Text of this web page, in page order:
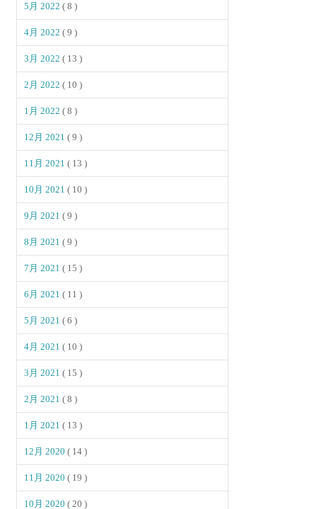
5月 2022( 8 )
4月 2022( 9 )
3月 2022( 13 )
2月 2022( 10 )
1月 2022( 8 )
12月 2021( 9 )
11月 2021( 13 )
10月 2021( 10 )
9月 2021( 9 )
8月 2021( 9 )
7月 2021( 15 )
6月 2021( 11 )
5月 2021( 6 )
4月 2021( 10 )
3月 2021( 15 )
2月 2021( 8 )
1月 2021( 13 )
12月 2020( 14 )
11月 2020( 19 )
10月 2020( 20 )